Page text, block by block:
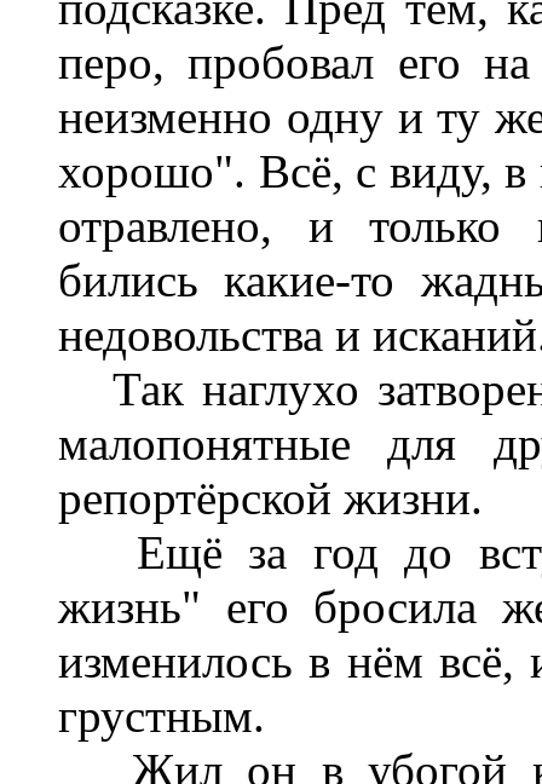
перо, пробовал его
неизменно одну и ту
хорошо". Всё, с виду,
отравлено, и только
бились какие-то
недовольства и
Так наглухо
малопонятные для
репортёрской жизни.
Ещё за год до
жизнь" его бросила
изменилось в нём
грустным.
Жил он в убогой